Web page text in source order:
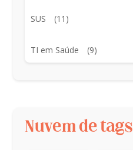
SUS (11)
TI em Saúde (9)
Nuvem de tags